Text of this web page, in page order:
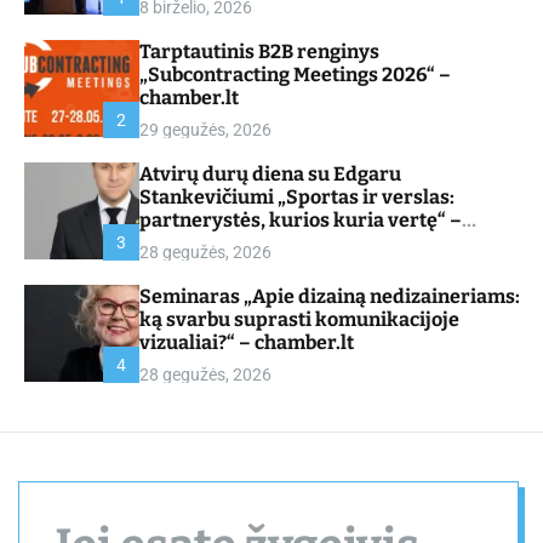
8 birželio, 2026
2
Tarptautinis B2B renginys
„Subcontracting Meetings 2026“ –
chamber.lt
29 gegužės, 2026
3
Atvirų durų diena su Edgaru
Stankevičiumi „Sportas ir verslas:
partnerystės, kurios kuria vertę“ –
chamber.lt
28 gegužės, 2026
4
Seminaras „Apie dizainą nedizaineriams:
ką svarbu suprasti komunikacijoje
vizualiai?“ – chamber.lt
28 gegužės, 2026